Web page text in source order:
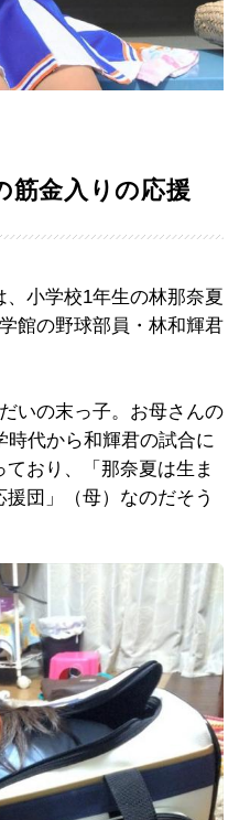
筋金入りの応援
小学校1年生の林那奈夏
館の野球部員・林和輝君
いの末っ子。お母さんの
時代から和輝君の試合に
おり、「那奈夏は生ま
団」（母）なのだそう